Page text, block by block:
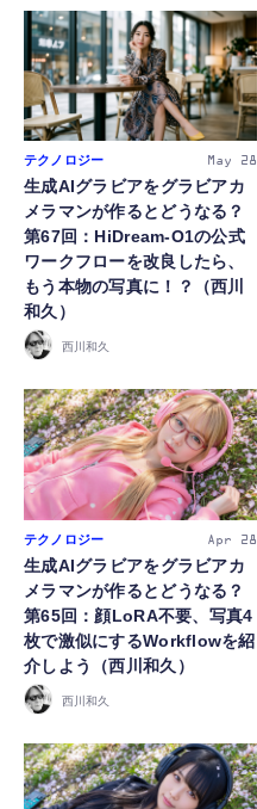
テクノロジー May 28
生成AIグラビアをグラビアカ
メラマンが作るとどうなる？
第67回：HiDream-O1の公式
ワークフローを改良したら、
もう本物の写真に！？（西川
和久）
西川和久
テクノロジー Apr 28
生成AIグラビアをグラビアカ
メラマンが作るとどうなる？
第65回：顔LoRA不要、写真4
枚で激似にするWorkflowを紹
介しよう（西川和久）
西川和久